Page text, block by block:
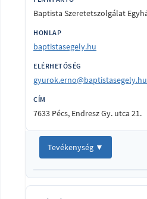
Baptista Szeretetszolgálat
baptistasegely.hu
gyurok.erno@baptistasegely.hu
7633 Pécs, Endresz Gy. utca 21.
Tevékenység ▼